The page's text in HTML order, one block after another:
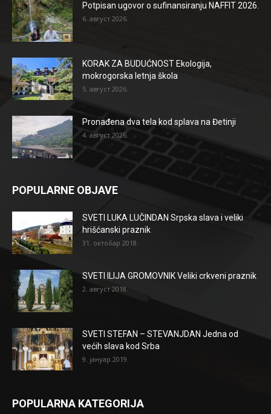
Potpisan ugovor o sufinansiranju NAFFIT 2026.
6. август 2026.
KORAK ZA BUDUĆNOST Ekologija,
mokrogorska letnja škola
5. август 2026.
Pronađena dva tela kod splava na Đetinji
4. август 2026.
POPULARNE OBJAVE
SVETI LUKA LUČINDAN Srpska slava i veliki
hrišćanski praznik
31. октобар 2018.
SVETI ILIJA GROMOVNIK Veliki crkveni praznik
2. август 2018.
SVETI STEFAN – STEVANJDAN Jedna od
većih slava kod Srba
9. јануар 2019.
POPULARNA KATEGORIJA